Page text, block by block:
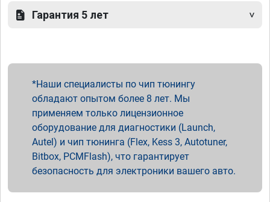
Гарантия 5 лет
Наши специалисты по чип тюнингу
обладают опытом более 8 лет. Мы
применяем только лицензионное
оборудование для диагностики (Launch,
Autel) и чип тюнинга (Flex, Kess 3, Autotuner,
Bitbox, PCMFlash), что гарантирует
безопасность для электроники вашего авто.